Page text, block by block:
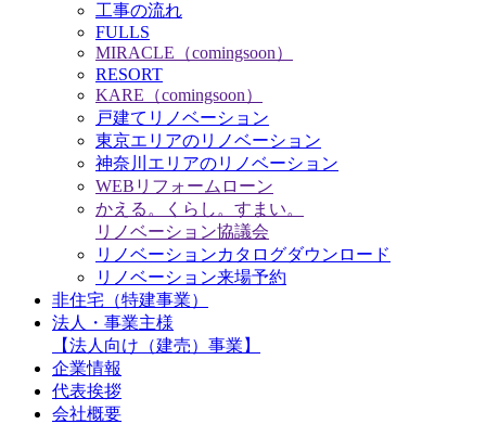
工事の流れ
FULLS
MIRACLE（comingsoon）
RESORT
KARE（comingsoon）
戸建てリノベーション
東京エリアのリノベーション
神奈川エリアのリノベーション
WEBリフォームローン
かえる。くらし。すまい。
リノベーション協議会
リノベーションカタログダウンロード
リノベーション来場予約
非住宅（特建事業）
法人・事業主様
【法人向け（建売）事業】
企業情報
代表挨拶
会社概要